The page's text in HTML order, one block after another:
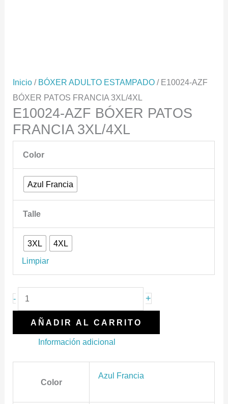
Inicio / BÓXER ADULTO ESTAMPADO / E10024-AZF
BÓXER PATOS FRANCIA 3XL/4XL
E10024-AZF BÓXER PATOS
FRANCIA 3XL/4XL
Color
Azul Francia
Talle
3XL 4XL
Limpiar
- +
AÑADIR AL CARRITO
Información adicional
Color
Azul Francia